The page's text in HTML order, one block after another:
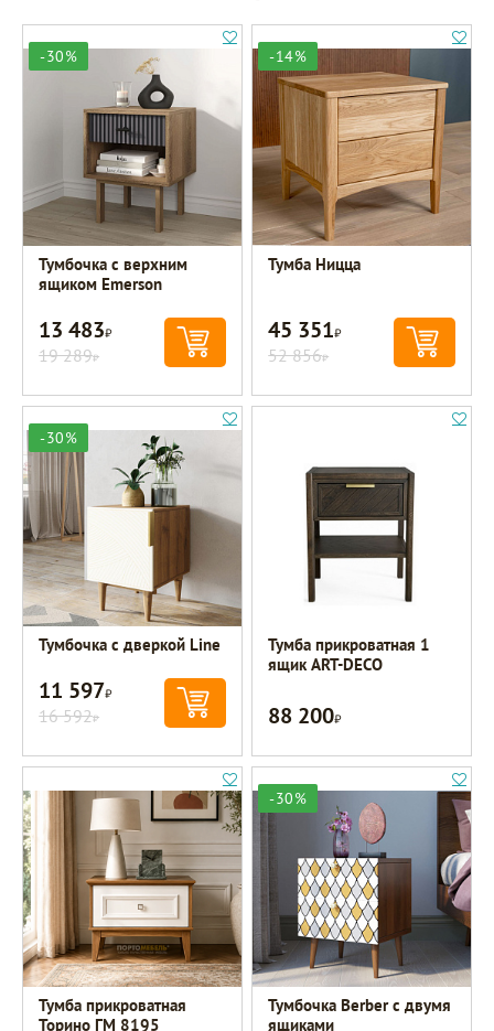
-30%
Тумбочка с верхним
ящиком Emerson
13 483Р
19 289Р
-14%
Тумба Ницца
45 351Р
52 856Р
-30%
Тумбочка с дверкой Line
11 597Р
16 592Р
Тумба прикроватная 1
ящик ART-DECO
88 200Р
Тумба прикроватная
Торино ГМ 8195
-30%
Тумбочка Berber с двумя
ящиками